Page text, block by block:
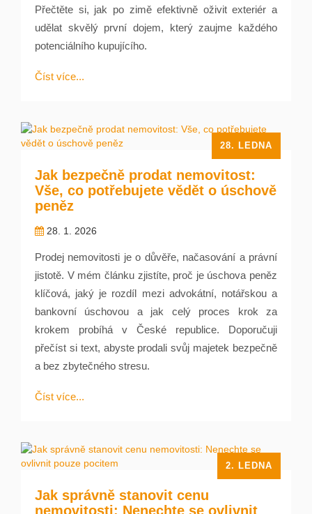
Přečtěte si, jak po zimě efektivně oživit exteriér a
udělat skvělý první dojem, který zaujme každého
potenciálního kupujícího.
Číst více...
28. LEDNA
Jak bezpečně prodat nemovitost:
Vše, co potřebujete vědět o úschově
peněz
28. 1. 2026
Prodej nemovitosti je o důvěře, načasování a právní
jistotě. V mém článku zjistíte, proč je úschova peněz
klíčová, jaký je rozdíl mezi advokátní, notářskou a
bankovní úschovou a jak celý proces krok za
krokem probíhá v České republice. Doporučuji
přečíst si text, abyste prodali svůj majetek bezpečně
a bez zbytečného stresu.
Číst více...
2. LEDNA
Jak správně stanovit cenu
nemovitosti: Nenechte se ovlivnit